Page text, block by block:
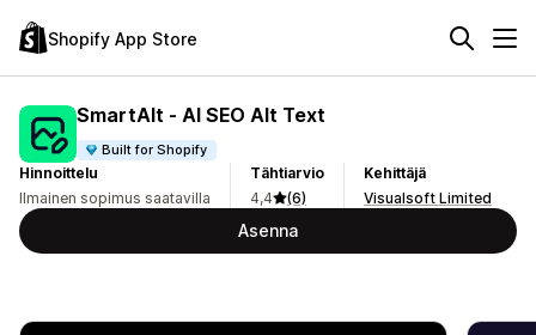
Shopify App Store
SmartAlt ‑ AI SEO Alt Text
Built for Shopify
Hinnoittelu
Ilmainen sopimus saatavilla
Tähtiarvio
4,4
(6)
Kehittäjä
Visualsoft Limited
Asenna